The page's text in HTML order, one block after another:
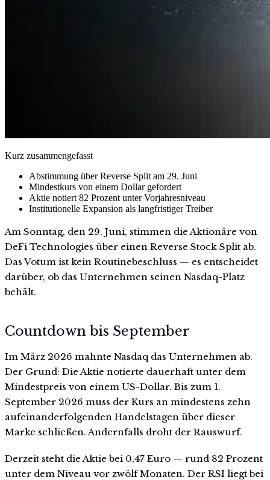
Kurz zusammengefasst
Abstimmung über Reverse Split am 29. Juni
Mindestkurs von einem Dollar gefordert
Aktie notiert 82 Prozent unter Vorjahresniveau
Institutionelle Expansion als langfristiger Treiber
Am Sonntag, den 29. Juni, stimmen die Aktionäre von
DeFi Technologies über einen Reverse Stock Split ab.
Das Votum ist kein Routinebeschluss — es entscheidet
darüber, ob das Unternehmen seinen Nasdaq-Platz
behält.
Countdown bis September
Im März 2026 mahnte Nasdaq das Unternehmen ab.
Der Grund: Die Aktie notierte dauerhaft unter dem
Mindestpreis von einem US-Dollar. Bis zum 1.
September 2026 muss der Kurs an mindestens zehn
aufeinanderfolgenden Handelstagen über dieser
Marke schließen. Andernfalls droht der Rauswurf.
Derzeit steht die Aktie bei 0,47 Euro — rund 82 Prozent
unter dem Niveau vor zwölf Monaten. Der RSI liegt bei